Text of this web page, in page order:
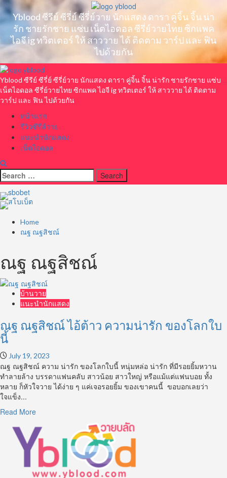
Skip
to
content
Yblood ซีรีย์ ซีรี่ย์ ซีรี่ย์วาย นักแสดง ดารา คู่จิ้น จิ้น น่า
รัก ชายรักชาย แซ่บ เน็ตไอดอล ซีรี่ย์วายไทย ซิกแพค
ไอจี ig ทวิตเตอร์ ให้ สาววาย ได้ ติดตาม วาร์ป และ ฟิน
ไปด้วยกัน
Primary
Menu
Yblood ซีรีย์ ซีรี่ย์ ซีรี่ย์วาย นักแสดง ดารา คู่จิ้น จิ้น น่ารัก ชายรักชาย แซ่บ
เน็ตไอดอล ซีรี่ย์วายไทย ซิกแพค ไอจี ig ทวิตเตอร์ ให้ สาววาย ได้ ติดตาม
วาร์ป และ ฟิน ไปด้วยกัน
หน้าแรก
รีวิวซีรีส์วาย
แนะนำนักแสดง
เน็ตไอดอล
Search
for:
Home
ณฐ ณฐสิชณ์
ณฐ ณฐสิชณ์
บ้านวาย
แนะนำนักแสดง
ณฐ ณฐสิชณ์ ไอ้ต้าว ความน่ารัก ของโลกใบ
นี้
July 19, 2023
ณฐ ณฐสิชณ์ ความ น่ารัก ของโลกใบนี้ หนุ่มหล่อ น่ารัก ที่มีรอยยิ้มหวาน
ทำลายล้าง บรรดาแฟนคลับ สาวน้อย สาวใหญ่ หรือแม้แต่แฟนบอย ทั้ง
หลาย ก็หัวใจวาย ได้ง่าย ๆ แค่เจอรอยยิ้ม ของเขาคนนี้ ขอบอกเลยว่า
ใจแข็ง...
Read MoreRead
about
ณฐ
ณฐ
สิชณ์
ไอ้